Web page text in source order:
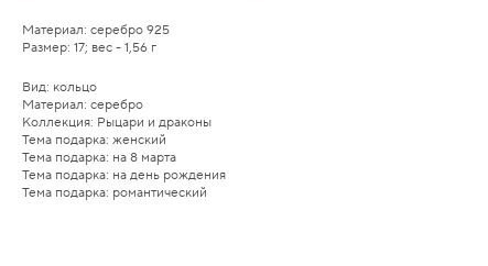
Материал: серебро 925
Размер: 17; вес - 1,56 г
Вид: кольцо
Материал: серебро
Коллекция: Рыцари и драконы
Тема подарка: женский
Тема подарка: на 8 марта
Тема подарка: на день рождения
Тема подарка: романтический